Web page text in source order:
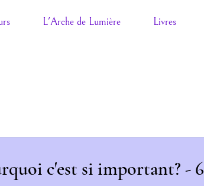
L'Arche de Lumière Livres
c'est si important? - 6